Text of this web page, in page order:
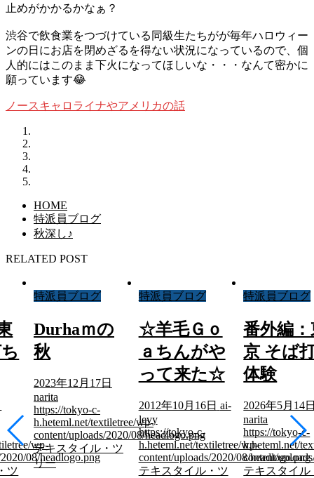
止めがかかるかなぁ？
渋谷で飲食業をつづけている同級生たちがが毎年ハロウィー
ンの日にお店を閉めざるを得ない状況になっているので、個
人的にはこのまま下火になってほしいな・・・なんて密かに
願っています😂
ノースキャロライナやアメリカの話
HOME
特派員ブログ
秋深し♪
RELATED POST
wp-
08/headlogo.png
ツ
特派員ブログ
Durhaｍの
秋
2023年12月17日
narita
https://tokyo-c-
h.heteml.net/textiletree/wp-
content/uploads/2020/08/headlogo.png
テキスタイル・ツ
リー
特派員ブログ
☆羊毛Ｇｏ
ａちんがや
って来た☆
2012年10月16日 ai-
levy
https://tokyo-c-
h.heteml.net/textiletree/wp-
content/uploads/2020/08/headlogo.png
テキスタイル・ツ
特派員ブログ
番外編
京 そば
体験
2026年5月14
narita
https://tokyo-c-
h.heteml.net/
content/
テキスタイル